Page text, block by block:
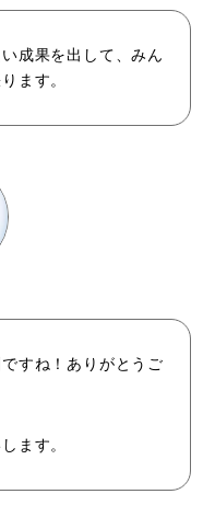
成果を出して、みん
ます。
すね！ありがとうご
ます。